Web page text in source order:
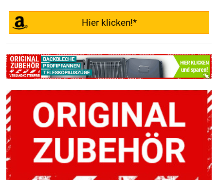
Hier klicken!*